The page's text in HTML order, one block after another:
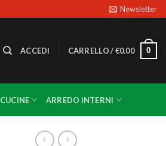
Newsletter
ACCEDI CARRELLO /€0.00 0
CUCINE ARREDO INTERNI